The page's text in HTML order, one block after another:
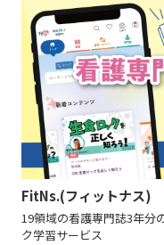
FitNs.(フィットナス)
19領域の看護専門誌3年分
ク学習サービス